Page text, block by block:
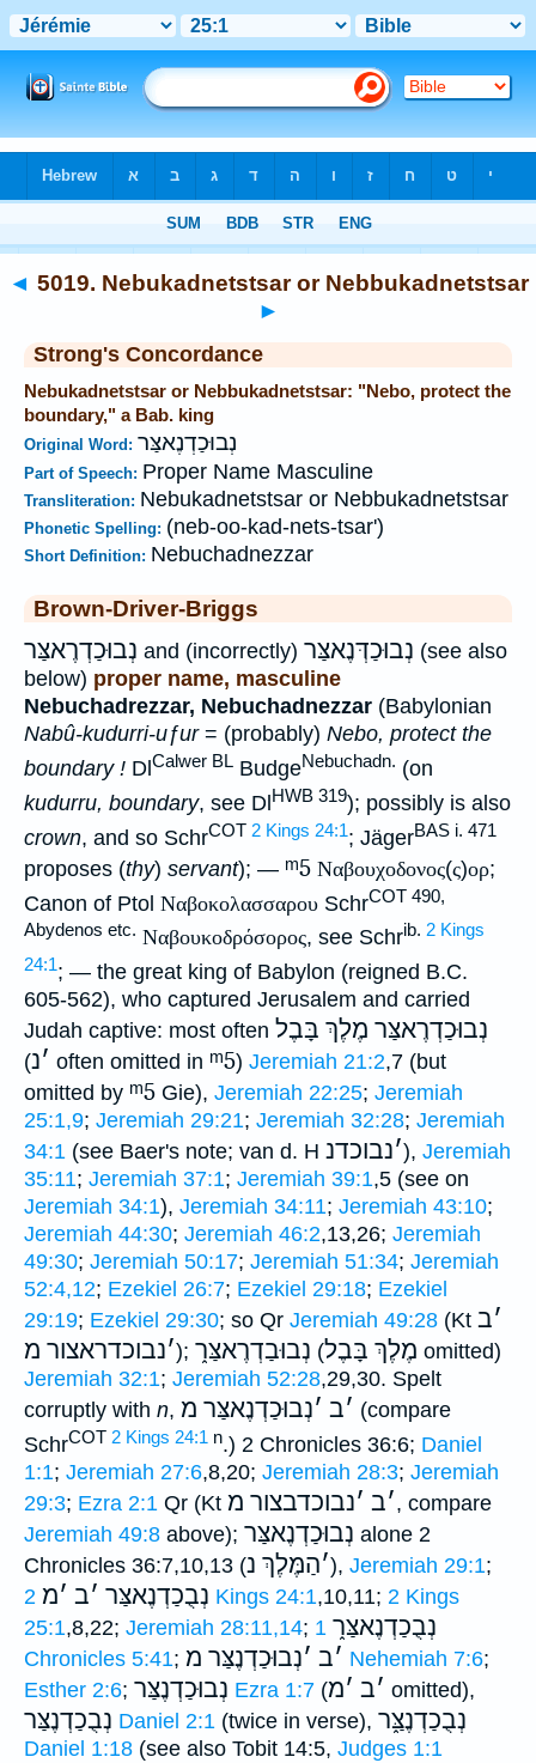
◄ 5019. Nebukadnetstsar or Nebbukadnetstsar
►
Strong's Concordance
Nebukadnetstsar or Nebbukadnetstsar: "Nebo, protect the
boundary," a Bab. king
Original Word: נְבוּכַדְנֶאצַּר
Part of Speech: Proper Name Masculine
Transliteration: Nebukadnetstsar or Nebbukadnetstsar
Phonetic Spelling: (neb-oo-kad-nets-tsar')
Short Definition: Nebuchadnezzar
Brown-Driver-Briggs
נְבוּכַדְרֶאצַּר and (incorrectly) נְבוּכַדְּנֶאצַּר (see also
below) proper name, masculine
Nebuchadrezzar, Nebuchadnezzar (Babylonian
Nabû-kudurri-uƒur= (probably) Nebo, protect the
boundary ! DlCalwer BL BudgeNebuchadn. (on
kudurru, boundary, see DlHWB 319); possibly is also
crown, and so SchrCOT 2 Kings 24:1; JägerBAS i. 471
proposes (thy) servant); — ᵐ5 Ναβουχοδονος(ς)ορ;
Canon of Ptol Ναβοκολασσαρου SchrCOT 490,
Abydenos etc. Ναβουκοδρόσορος, see Schrib. 2 Kings
24:1; — the great king of Babylon (reigned B.C.
605-562), who captured Jerusalem and carried
Judah captive: most often
נְבוּכַדְרֶאצַּר מֶלֶךְ בָּבֶל
( ׳נ often omitted in ᵐ5) Jeremiah 21:2,7 (but
omitted by ᵐ5 Gie), Jeremiah 22:25; Jeremiah
25:1,9; Jeremiah 29:21; Jeremiah 32:28; Jeremiah
34:1 (see Baer's note; van d. H ׳נבוכדנ ), Jeremiah
35:11; Jeremiah 37:1; Jeremiah 39:1,5 (see on
Jeremiah 34:1), Jeremiah 34:11; Jeremiah 43:10;
Jeremiah 44:30; Jeremiah 46:2,13,26; Jeremiah
49:30; Jeremiah 50:17; Jeremiah 51:34; Jeremiah
52:4,12; Ezekiel 26:7; Ezekiel 29:18; Ezekiel
29:19; Ezekiel 29:30; so Qr Jeremiah 49:28 (Kt ׳ב
׳נבוכדראצור מ ); נְבוּבַדְרֶאצַּר֑ (מֶלֶךְ בָּבֶל omitted)
Jeremiah 32:1; Jeremiah 52:28,29,30. Spelt
corruptly with n, ׳ב ׳נְבוּכַדְנֶאצַּר מ
(compare
SchrCOT 2 Kings 24:1 n.) 2 Chronicles 36:6; Daniel
1:1; Jeremiah 27:6,8,20; Jeremiah 28:3; Jeremiah
29:3; Ezra 2:1 Qr (Kt ׳ב ׳נבוכדבצור מ
, compare
Jeremiah 49:8 above); נְבוּכַדְנֶאצַּר alone 2
Chronicles 36:7,10,13 (
׳הַמֶּלֶךְ נ ), Jeremiah 29:1;
נְבֻכַדְנֶאצַּר ׳ב ׳מ 2 Kings 24:1,10,11; 2 Kings
25:1,8,22; Jeremiah 28:11,14; נְבֻכַדְנֶאצַּר֑ 1
Chronicles 5:41; ׳ב ׳נְבוּכַדְנֶצַּר מ Nehemiah 7:6;
Esther 2:6; נְבוּכַדְנֶצַּר Ezra 1:7 ( ׳ב ׳מ omitted),
נְבֻכַדְנֶצַּר Daniel 2:1 (twice in verse), נְבֻכַדְנֶצַּ֑ר
Daniel 1:18 (see also Tobit 14:5, Judges 1:1